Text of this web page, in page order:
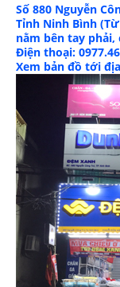
Số 880 Nguyễn
Tỉnh Ninh Bình
nằm bên tay phải,
Điện thoại:
Xem bản đồ tới